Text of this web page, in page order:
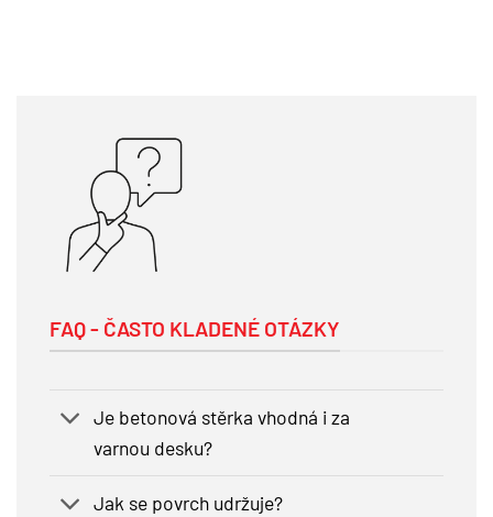
FAQ - ČASTO KLADENÉ OTÁZKY
Je betonová stěrka vhodná i za
varnou desku?
Jak se povrch udržuje?